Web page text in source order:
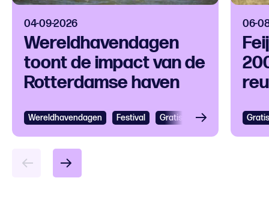
04-09-2026
Wereldhavendagen
toont de impact van de
Rotterdamse haven
Wereldhavendagen Festival Gratis Festival
06-
Bekijken